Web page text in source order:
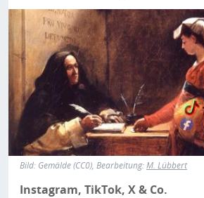
Bild
Bild: Gemälde (CC0), Bearbeitung:M. Lübbert
Instagram, TikTok, X & Co.